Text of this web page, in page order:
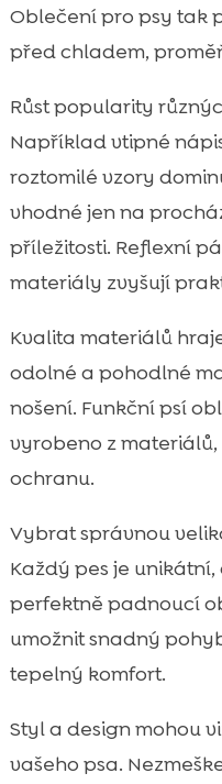
Oblečení pro psy tak
před chladem,
Růst popularity
Například vtipné
roztomilé vzory
vhodné jen na
příležitosti. Reflexní
materiály zvyšují
Kvalita materiálů
odolné a pohodlné
nošení. Funkční psí
vyrobeno z
ochranu.
Vybrat správnou
Každý pes je
perfektně padnoucí
umožnit snadný
tepelný komfort.
Styl a design mohou
vašeho psa.